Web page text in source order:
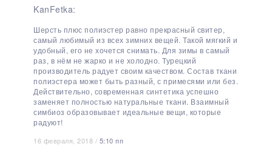
KanFetka:
Шерсть плюс полиэстер равно прекрасный свитер,
самый любимый из всех зимних вещей. Такой мягкий и
удобный, его не хочется снимать. Для зимы в самый
раз, в нём не жарко и не холодно. Турецкий
производитель радует своим качеством. Состав ткани
полиэстера может быть разный, с примесями или без.
Действительно, современная синтетика успешно
заменяет полностью натуральные ткани. Взаимный
симбиоз образовывает идеальные вещи, которые
радуют!
16 февраля, 2018 / 5:10 пп